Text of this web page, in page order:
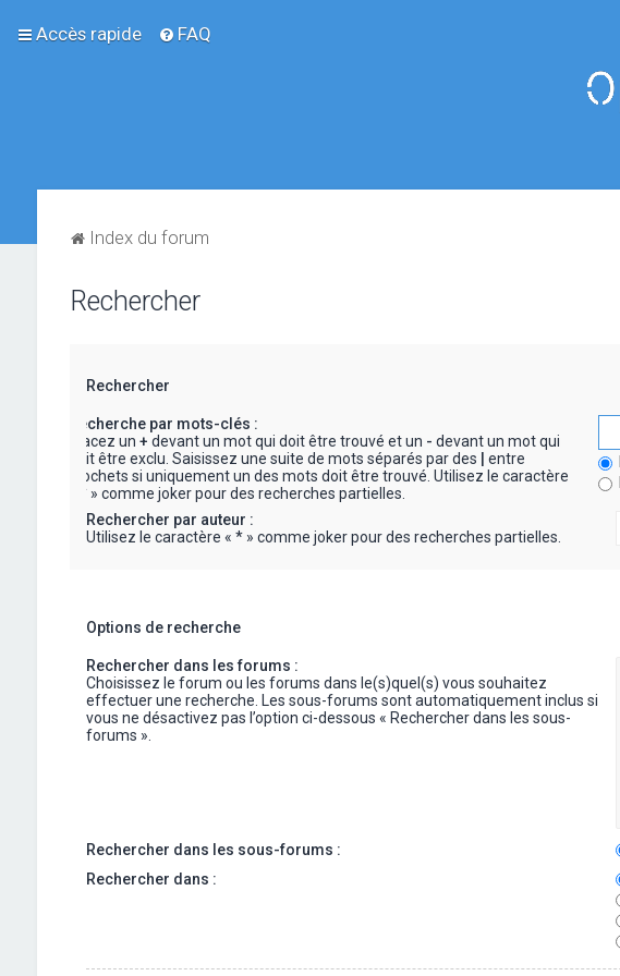
Accès rapide FAQ
Index du forum
Rechercher
Rechercher
Recherche par mots-clés :
Placez un + devant un mot qui doit être trouvé et un - devant un mot qui
doit être exclu. Saisissez une suite de mots séparés par des
entre
crochets si uniquement un des mots doit être trouvé. Utilisez le caractère
« * » comme joker pour des recherches partielles.
Rechercher par auteur :
Utilisez le caractère « * » comme joker pour des recherches partielles.
Options de recherche
Rechercher dans les forums :
Choisissez le forum ou les forums dans le(s)quel(s) vous souhaitez
effectuer une recherche. Les sous-forums sont automatiquement inclus si
vous ne désactivez pas l’option ci-dessous « Rechercher dans les sous-
forums ».
Rechercher dans les sous-forums :
Rechercher dans :